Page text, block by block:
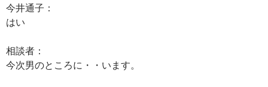
今井通子：
はい
相談者：
今次男のところに・・います。